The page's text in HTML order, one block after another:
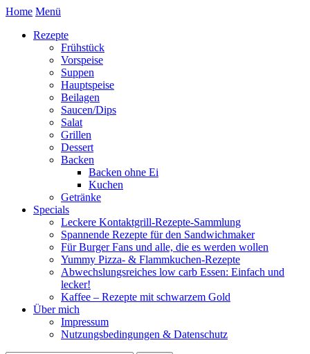
Home Menü
Rezepte
Frühstück
Vorspeise
Suppen
Hauptspeise
Beilagen
Saucen/Dips
Salat
Grillen
Dessert
Backen
Backen ohne Ei
Kuchen
Getränke
Specials
Leckere Kontaktgrill-Rezepte-Sammlung
Spannende Rezepte für den Sandwichmaker
Für Burger Fans und alle, die es werden wollen
Yummy Pizza- & Flammkuchen-Rezepte
Abwechslungsreiches low carb Essen: Einfach und
lecker!
Kaffee – Rezepte mit schwarzem Gold
Über mich
Impressum
Nutzungsbedingungen & Datenschutz